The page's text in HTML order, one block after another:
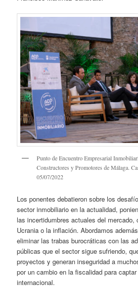
Punto de Encuentro Empresarial
Constructores y Promotores de Málaga.
05/07/2022
Los ponentes debatieron sobre los
sector inmobiliario en la actualidad,
las incertidumbres actuales del mercado,
Ucrania o la inflación. Abordamos
eliminar las trabas burocráticas con las
públicas que el sector sigue sufriendo,
proyectos y generan inseguridad a
por un cambio en la fiscalidad para
internacional.